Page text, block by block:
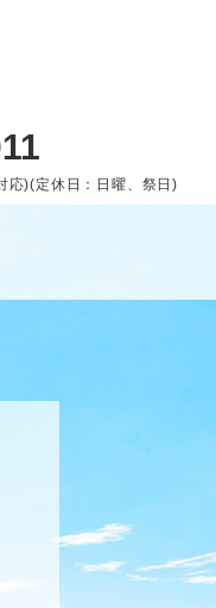
応)(定休日：日曜、祭日)